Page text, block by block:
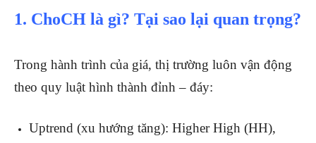
1. ChoCH là gì? Tại sao lại quan trọng?
Trong hành trình của giá, thị trường luôn vận động
theo quy luật hình thành đỉnh – đáy:
Uptrend (xu hướng tăng): Higher High (HH),